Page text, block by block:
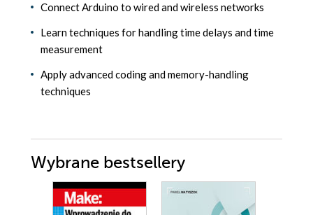
Connect Arduino to wired and wireless networks
Learn techniques for handling time delays and time
measurement
Apply advanced coding and memory-handling
techniques
Wybrane bestsellery